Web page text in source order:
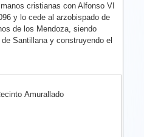
cristianas con Alfonso VI
y lo cede al arzobispado de
de los Mendoza, siendo
Santillana y construyendo el
Amurallado